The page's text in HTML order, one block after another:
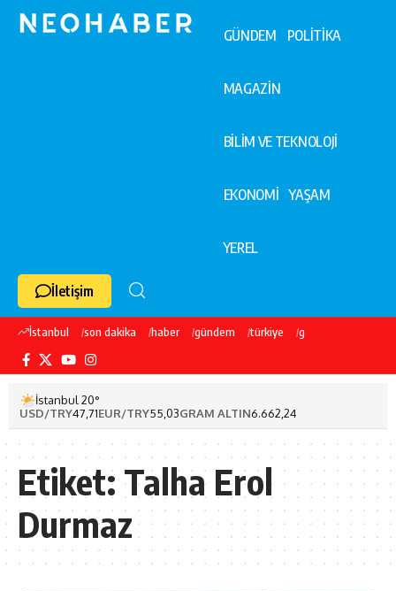
GÜNDEM POLİTİKA
MAGAZİN
BİLİM VE TEKNOLOJİ
EKONOMİ YAŞAM
YEREL
İletişim
İstanbul son dakika haber gündem türkiye galatasaray
İstanbul 20°
USD/TRY47,71EUR/TRY55,03GRAM ALTIN6.662,24
Etiket: Talha Erol
Durmaz